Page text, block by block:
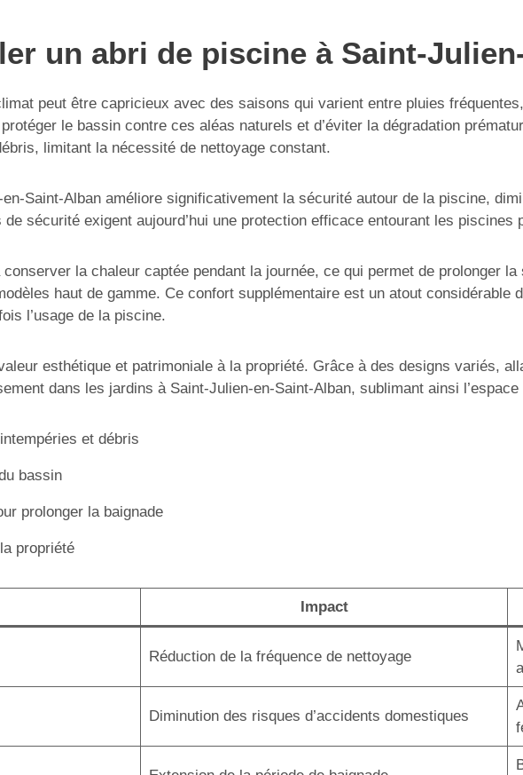
un abri de piscine à Saint-
peut être capricieux avec des saisons qui varient entre pluies
le bassin contre ces aléas naturels et d’éviter la dégradation
limitant la nécessité de nettoyage constant.
Saint-Alban améliore significativement la sécurité autour de la piscine,
sécurité exigent aujourd’hui une protection efficace entourant les
la chaleur captée pendant la journée, ce qui permet de prolonger
haut de gamme. Ce confort supplémentaire est un atout considérable
l’usage de la piscine.
esthétique et patrimoniale à la propriété. Grâce à des designs variés,
dans les jardins à Saint-Julien-en-Saint-Alban, sublimant ainsi l’espace
et débris
bassin
prolonger la baignade
propriété
Impact
Réduction de la fréquence de nettoyage
Diminution des risques d’accidents domestiques